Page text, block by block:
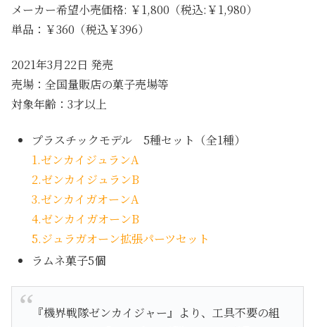
メーカー希望小売価格: ￥1,800（税込:￥1,980）
単品：￥360（税込￥396）
2021年3月22日 発売
売場：全国量販店の菓子売場等
対象年齢：3才以上
プラスチックモデル 5種セット（全1種）
1.ゼンカイジュランA
2.ゼンカイジュランB
3.ゼンカイガオーンA
4.ゼンカイガオーンB
5.ジュラガオーン拡張パーツセット
ラムネ菓子5個
『機界戦隊ゼンカイジャー』より、工具不要の組